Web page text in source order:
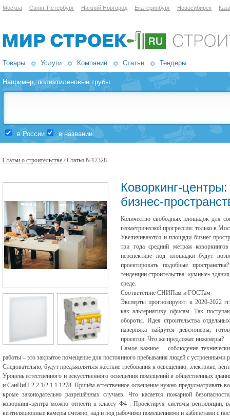
Москва Санкт-Петербург Нижний Новгород Екатеринбург Новосибирск
Товары Услуги Компании Статьи Тендеры
Например,полиэтиленовые трубы
в России в названии
Статьи о строительстве / Статья №17328
Коворкинг-
бизнес-
Количество свободных площадок для
геометрической прогрессии: только в
Увеличиваются и площади бизнес-
три года средний метраж
перспективе под площадки будут
проектировать подобные
тенденции строительства: «умные»
среде.
Соответствие СНИПам и ГОСТам
Эксперты прогнозируют: к 2020-2022
как альтернативу офисам. Так
обороты. Идея строительства
наверняка найдутся девелоперы,
проектов. Что же предложат инженеры?
Самое важное – соблюдение
работы – это закрытое помещение для постоянного пребывания людей с
Следовательно, будут предъявляться жёсткие требования к освещению, электрике,
Уровень естественного и искусственного освещения помещений в общественных
и СанПиН 2.2.1/2.1.1.1278. Причём естественное освещение нужно предусматривать
кроме законодательно разрешённых случаев. Что касается пожарной
коворкинг-центра можно отнести к классу Ф4 . Проектируя системы вентиляции,
вентиляционные камеры смежно, над и под рабочими помещениями и кабинетами с